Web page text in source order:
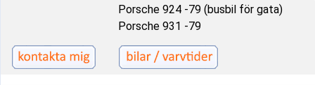
Porsche 924 -79 (busbil för gata)
Porsche 931 -79